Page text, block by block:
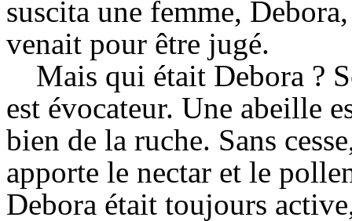
suscita une femme, Debora
venait pour être jugé.
Mais qui était Debora ?
est évocateur. Une abeille
bien de la ruche. Sans
apporte le nectar et le
Debora était toujours